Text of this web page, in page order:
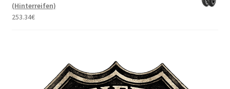
(Hinterreifen)
253.34€